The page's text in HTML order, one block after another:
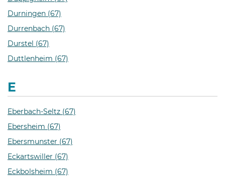
Durningen (67)
Durrenbach (67)
Durstel (67)
Duttlenheim (67)
E
Eberbach-Seltz (67)
Ebersheim (67)
Ebersmunster (67)
Eckartswiller (67)
Eckbolsheim (67)